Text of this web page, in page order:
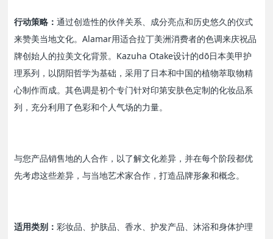
行动策略：通过创造性的伙伴关系、成分亮点和历史悠久的仪式
来赞美当地文化。Alamar用适合拉丁美洲消费者的色调来庆祝品
牌创始人的拉美文化背景。Kazuha Otake设计的dō日本美甲护
理系列，以阴阳哲学为基础，采用了日本和中国的植物萃取物精
心制作而成。其色调是初个专门针对印第安肤色定制的化妆品系
列，充分利用了色彩和个人气场的力量。
与您产品销售地的人合作，以了解文化差异，并在每个阶段都优
先考虑这些差异，与当地艺术家合作，打造品牌形象和概念。
适用类别：彩妆品、护肤品、香水、护发产品、沐浴和身体护理